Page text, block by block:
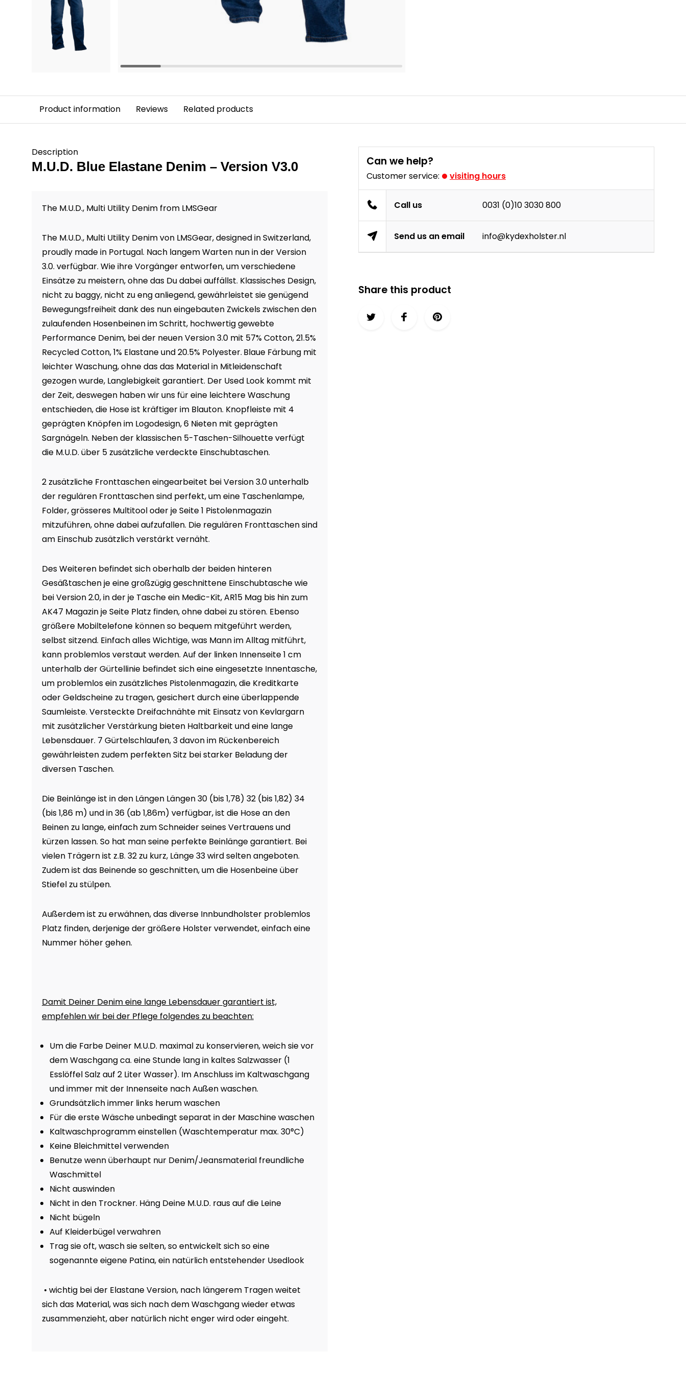
Product information Reviews Related products
Description
M.U.D. Blue Elastane Denim – Version V3.0
The M.U.D., Multi Utility Denim from LMSGear
The M.U.D., Multi Utility Denim von LMSGear, designed in Switzerland,
proudly made in Portugal. Nach langem Warten nun in der Version
3.0. verfügbar. Wie ihre Vorgänger entworfen, um verschiedene
Einsätze zu meistern, ohne das Du dabei auffällst. Klassisches Design,
nicht zu baggy, nicht zu eng anliegend, gewährleistet sie genügend
Bewegungsfreiheit dank des nun eingebauten Zwickels zwischen den
zulaufenden Hosenbeinen im Schritt, hochwertig gewebte
Performance Denim, bei der neuen Version 3.0 mit 57% Cotton, 21.5%
Recycled Cotton, 1% Elastane und 20.5% Polyester. Blaue Färbung mit
leichter Waschung, ohne das das Material in Mitleidenschaft
gezogen wurde, Langlebigkeit garantiert. Der Used Look kommt mit
der Zeit, deswegen haben wir uns für eine leichtere Waschung
entschieden, die Hose ist kräftiger im Blauton. Knopfleiste mit 4
geprägten Knöpfen im Logodesign, 6 Nieten mit geprägten
Sargnägeln. Neben der klassischen 5-Taschen-Silhouette verfügt
die M.U.D. über 5 zusätzliche verdeckte Einschubtaschen.
2 zusätzliche Fronttaschen eingearbeitet bei Version 3.0 unterhalb
der regulären Fronttaschen sind perfekt, um eine Taschenlampe,
Folder, grösseres Multitool oder je Seite 1 Pistolenmagazin
mitzuführen, ohne dabei aufzufallen. Die regulären Fronttaschen sind
am Einschub zusätzlich verstärkt vernäht.
Des Weiteren befindet sich oberhalb der beiden hinteren
Gesäßtaschen je eine großzügig geschnittene Einschubtasche wie
bei Version 2.0, in der je Tasche ein Medic-Kit, AR15 Mag bis hin zum
AK47 Magazin je Seite Platz finden, ohne dabei zu stören. Ebenso
größere Mobiltelefone können so bequem mitgeführt werden,
selbst sitzend. Einfach alles Wichtige, was Mann im Alltag mitführt,
kann problemlos verstaut werden. Auf der linken Innenseite 1 cm
unterhalb der Gürtellinie befindet sich eine eingesetzte Innentasche,
um problemlos ein zusätzliches Pistolenmagazin, die Kreditkarte
oder Geldscheine zu tragen, gesichert durch eine überlappende
Saumleiste. Versteckte Dreifachnähte mit Einsatz von Kevlargarn
mit zusätzlicher Verstärkung bieten Haltbarkeit und eine lange
Lebensdauer. 7 Gürtelschlaufen, 3 davon im Rückenbereich
gewährleisten zudem perfekten Sitz bei starker Beladung der
diversen Taschen.
Die Beinlänge ist in den Längen Längen 30 (bis 1,78) 32 (bis 1,82) 34
(bis 1,86 m) und in 36 (ab 1,86m) verfügbar, ist die Hose an den
Beinen zu lange, einfach zum Schneider seines Vertrauens und
kürzen lassen. So hat man seine perfekte Beinlänge garantiert. Bei
vielen Trägern ist z.B. 32 zu kurz, Länge 33 wird selten angeboten.
Zudem ist das Beinende so geschnitten, um die Hosenbeine über
Stiefel zu stülpen.
Außerdem ist zu erwähnen, das diverse Innbundholster problemlos
Platz finden, derjenige der größere Holster verwendet, einfach eine
Nummer höher gehen.
Damit Deiner Denim eine lange Lebensdauer garantiert ist,
empfehlen wir bei der Pflege folgendes zu beachten:
Um die Farbe Deiner M.U.D. maximal zu konservieren, weich sie vor
dem Waschgang ca. eine Stunde lang in kaltes Salzwasser (1
Esslöffel Salz auf 2 Liter Wasser). Im Anschluss im Kaltwaschgang
und immer mit der Innenseite nach Außen waschen.
Grundsätzlich immer links herum waschen
Für die erste Wäsche unbedingt separat in der Maschine waschen
Kaltwaschprogramm einstellen (Waschtemperatur max. 30°C)
Keine Bleichmittel verwenden
Benutze wenn überhaupt nur Denim/Jeansmaterial freundliche
Waschmittel
Nicht auswinden
Nicht in den Trockner. Häng Deine M.U.D. raus auf die Leine
Nicht bügeln
Auf Kleiderbügel verwahren
Trag sie oft, wasch sie selten, so entwickelt sich so eine
sogenannte eigene Patina, ein natürlich entstehender Usedlook
• wichtig bei der Elastane Version, nach längerem Tragen weitet
sich das Material, was sich nach dem Waschgang wieder etwas
zusammenzieht, aber natürlich nicht enger wird oder eingeht.
Can we help?
Customer service: visiting hours
Call us 0031 (0)10 3030 800
Send us an email info@kydexholster.nl
Share this product